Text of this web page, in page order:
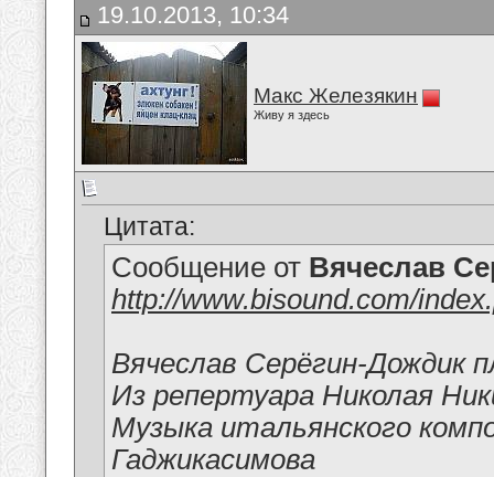
19.10.2013, 10:34
Макс Железякин
Живу я здесь
Цитата:
Сообщение от Вячеслав
http://www.bisound.com/
Вячеслав Серёгин-Дождик
Из репертуара Николая
Музыка итальянского
Гаджикасимова